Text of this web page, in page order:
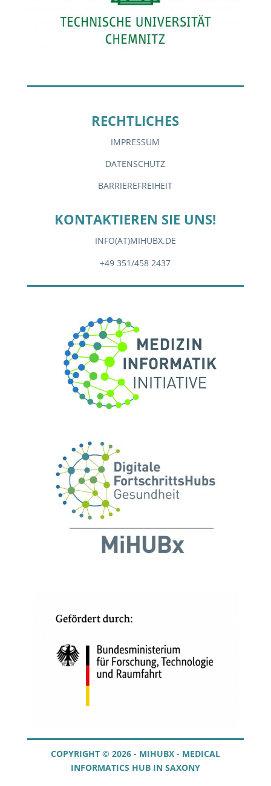
RECHTLICHES
IMPRESSUM
DATENSCHUTZ
BARRIEREFREIHEIT
KONTAKTIEREN SIE UNS!
INFO(AT)MIHUBX.DE
+49 351/458 2437
COPYRIGHT © 2026 - MIHUBX - MEDICAL
INFORMATICS HUB IN SAXONY